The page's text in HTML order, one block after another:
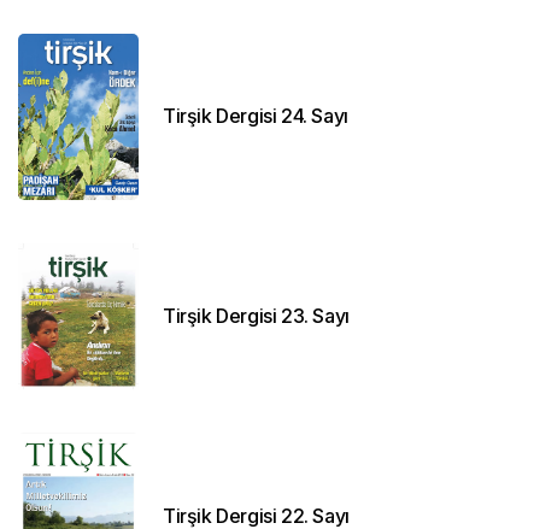
Tirşik Dergisi 24. Sayı
Tirşik Dergisi 23. Sayı
Tirşik Dergisi 22. Sayı